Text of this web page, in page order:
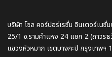
บริษัท โซล คอร์ปอร์เรชั่น อินเตอร์เนชั่
25/1 ซ.รามคำแหง 24 แยก 2 (ถาวรธ
แขวงหัวหมาก เขตบางกะปิ กรุงเทพฯ